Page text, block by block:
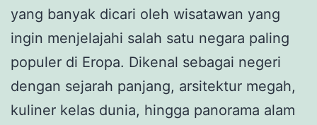
yang banyak dicari oleh wisatawan yang
ingin menjelajahi salah satu negara paling
populer di Eropa. Dikenal sebagai negeri
dengan sejarah panjang, arsitektur megah,
kuliner kelas dunia, hingga panorama alam